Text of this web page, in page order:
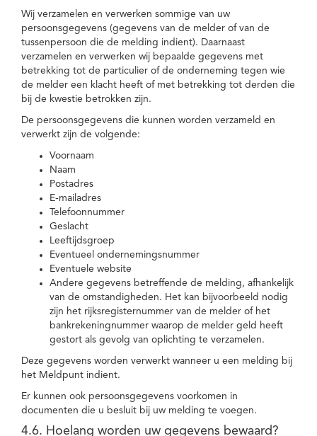
Wij verzamelen en verwerken sommige van uw
persoonsgegevens (gegevens van de melder of van de
tussenpersoon die de melding indient). Daarnaast
verzamelen en verwerken wij bepaalde gegevens met
betrekking tot de particulier of de onderneming tegen wie
de melder een klacht heeft of met betrekking tot derden die
bij de kwestie betrokken zijn.
De persoonsgegevens die kunnen worden verzameld en
verwerkt zijn de volgende:
Voornaam
Naam
Postadres
E-mailadres
Telefoonnummer
Geslacht
Leeftijdsgroep
Eventueel ondernemingsnummer
Eventuele website
Andere gegevens betreffende de melding, afhankelijk
van de omstandigheden. Het kan bijvoorbeeld nodig
zijn het rijksregisternummer van de melder of het
bankrekeningnummer waarop de melder geld heeft
gestort als gevolg van oplichting te verzamelen.
Deze gegevens worden verwerkt wanneer u een melding bij
het Meldpunt indient.
Er kunnen ook persoonsgegevens voorkomen in
documenten die u besluit bij uw melding te voegen.
4.6. Hoelang worden uw gegevens bewaard?